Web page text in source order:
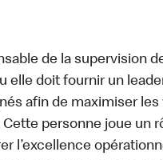
de la supervision
elle doit fournir un
afin de maximiser les
personne joue un
l’excellence